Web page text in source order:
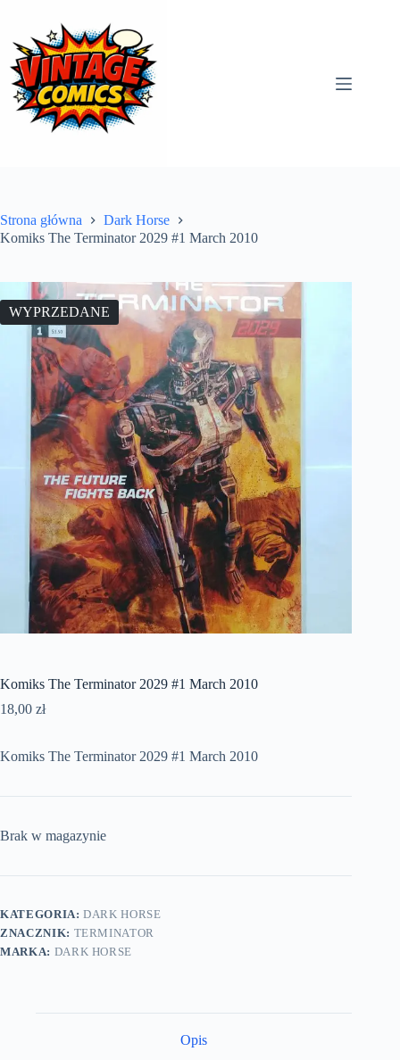
treści
Strona główna
Dark Horse
Komiks The Terminator 2029 #1 March 2010
WYPRZEDANE
Komiks The Terminator 2029 #1 March 2010
18,00 zł
Komiks The Terminator 2029 #1 March 2010
Brak w magazynie
KATEGORIA:DARK HORSE
ZNACZNIK: TERMINATOR
MARKA: DARK HORSE
Opis